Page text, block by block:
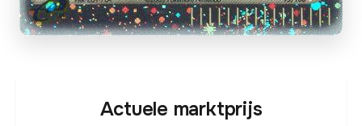
Actuele marktprijs